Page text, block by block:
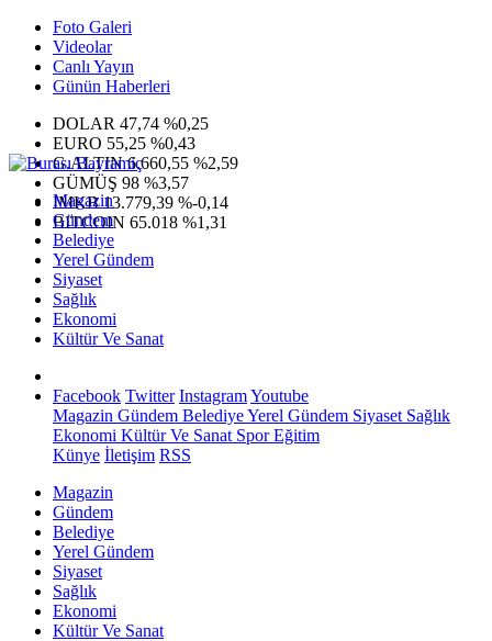
Foto Galeri
Videolar
Canlı Yayın
Günün Haberleri
DOLAR 47,74 %0,25
EURO 55,25 %0,43
G.ALTIN6.660,55 %2,59
GÜMÜŞ 98 %3,57
IMKB13.779,39 %-0,14
BITCOIN 65.018 %1,31
Magazin
Gündem
Belediye
Yerel Gündem
Siyaset
Sağlık
Ekonomi
Kültür Ve Sanat
Facebook Twitter InstagramYoutube
Magazin Gündem BelediyeYerel Gündem Siyaset Sağlık
Ekonomi Kültür Ve Sanat SporEğitim
Künye İletişim RSS
Magazin
Gündem
Belediye
Yerel Gündem
Siyaset
Sağlık
Ekonomi
Kültür Ve Sanat